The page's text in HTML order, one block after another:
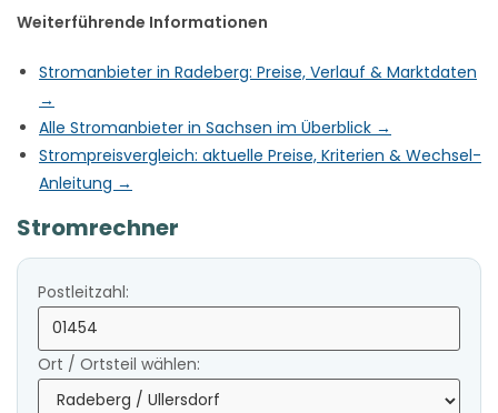
Weiterführende Informationen
Stromanbieter in Radeberg: Preise, Verlauf & Marktdaten
→
Alle Stromanbieter in Sachsen im Überblick →
Strompreisvergleich: aktuelle Preise, Kriterien & Wechsel-
Anleitung →
Stromrechner
Postleitzahl:
Ort / Ortsteil wählen: